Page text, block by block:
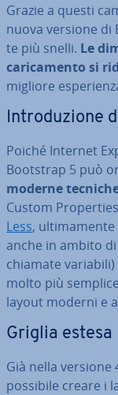
Grazie a questi
nuova versione
te più snelli. Le
ca­ri­ca­men­to si
migliore
In­tro­du­zio­ne
Poiché Internet
Bootstrap 5 può
moderne
Custom
Less,
anche in ambito di
chiamate
molto più
layout moderni e
Griglia estesa
Già nella
possibile creare i